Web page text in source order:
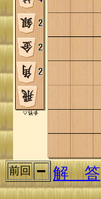
前回 解 答